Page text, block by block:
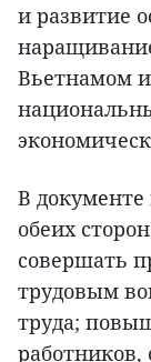
и развитие
Вьетнамом
В
обеих
совершать
трудовым
труда;
работников,